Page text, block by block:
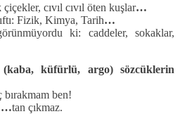
cıvıl cıvıl öten kuşlar…
Fizik, Kimya, Tarih…
ki: caddeler, sokaklar,
(kaba, küfürlü, argo) sözcüklerin
bırakmam ben!
…tan çıkmaz.